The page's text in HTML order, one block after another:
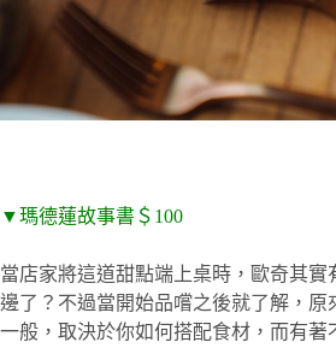
▼瑪德蓮故事書＄100
當店家將這道甜點端上桌時，歐奇其
邊了？不過當開始品嚐之後就了解，原
一般，取決於你如何搭配食材，而有著